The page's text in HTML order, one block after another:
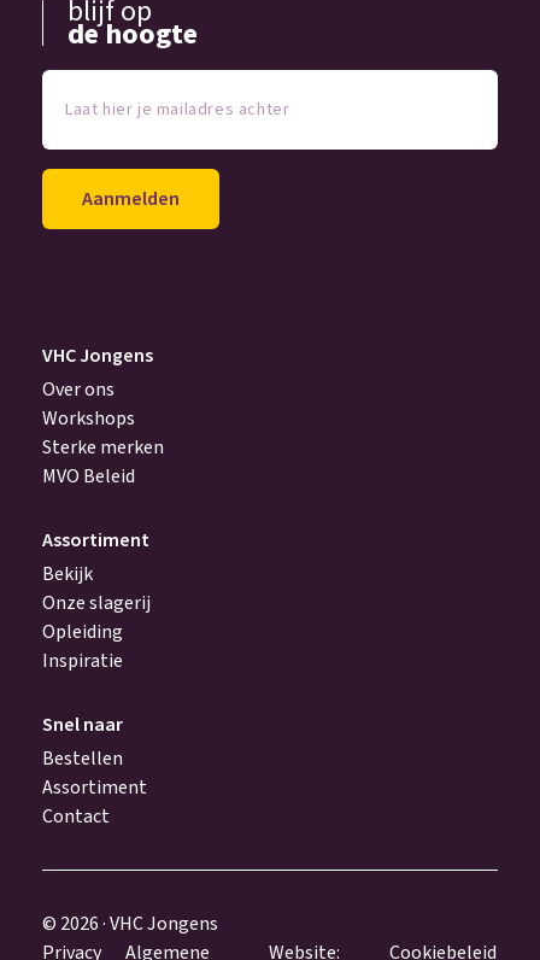
blijf op
de hoogte
je
achter
VHC Jongens
Over ons
Workshops
Sterke merken
MVO Beleid
Assortiment
Bekijk
Onze slagerij
Opleiding
Inspiratie
Snel naar
Bestellen
Assortiment
Contact
© 2026 · VHC Jongens
Privacy
Algemene Website: Cookiebeleid